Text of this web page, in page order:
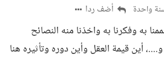
واحدة أضف ردا
به وفكرنا به واخذنا منه النصائح
أين قيمة العقل وأين دوره وتأثيره هنا